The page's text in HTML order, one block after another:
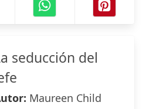
seducción del
Maureen Child